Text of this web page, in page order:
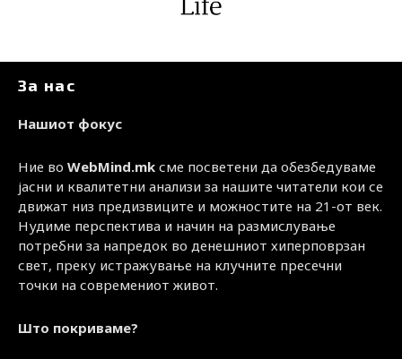
За нас
Нашиот фокус
Ние во WebMind.mk сме посветени да обезбедуваме
јасни и квалитетни анализи за нашите читатели кои се
движат низ предизвиците и можностите на 21-от век.
Нудиме перспектива и начин на размислување
потребни за напредок во денешниот хиперповрзан
свет, преку истражување на клучните пресечни
точки на современиот живот.
Што покриваме?